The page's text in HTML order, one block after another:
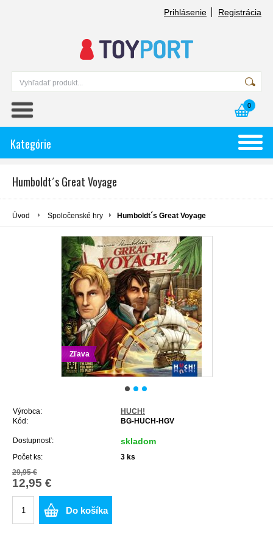
Prihlásenie Registrácia
0
Kategórie
Humboldt´s Great Voyage
Úvod Spoločenské hry Humboldt´s Great Voyage
Zľava
Výrobca:
HUCH!
Kód:
BG-HUCH-HGV
Dostupnosť: skladom
Počet ks: 3 ks
29,95 €
12,95 €
Do košíka